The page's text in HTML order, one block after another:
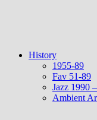
History
1955-89
Fav 51-89
Jazz 1990
Ambient